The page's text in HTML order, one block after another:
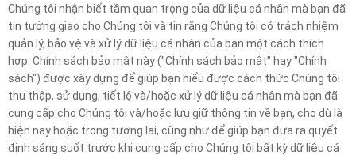
Chúng tôi nhận biết tầm quan trọng của dữ liệu cá nhân mà bạn đã
tin tưởng giao cho Chúng tôi và tin rằng Chúng tôi có trách nhiệm
quản lý, bảo vệ và xử lý dữ liệu cá nhân của bạn một cách thích
hợp. Chính sách bảo mật này ("Chính sách bảo mật" hay "Chính
sách") được xây dựng để giúp bạn hiểu được cách thức Chúng tôi
thu thập, sử dụng, tiết lộ và/hoặc xử lý dữ liệu cá nhân mà bạn đã
cung cấp cho Chúng tôi và/hoặc lưu giữ thông tin về bạn, cho dù là
hiện nay hoặc trong tương lai, cũng như để giúp bạn đưa ra quyết
định sáng suốt trước khi cung cấp cho Chúng tôi bất kỳ dữ liệu cá